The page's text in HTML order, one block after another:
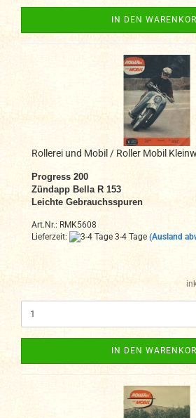
IN DEN
Rollerei und Mobil / Roller Mobil
Progress 200
Zündapp Bella R 153
Leichte Gebrauchsspuren
Art.Nr.: RMK5608
Lieferzeit:
3-4 Tage (Ausland
IN DEN